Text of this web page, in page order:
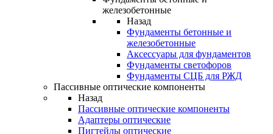
железобетонные
Назад
Фундаменты бетонные и
железобетонные
Аксессуары для фундаментов
Фундаменты светофоров
Фундаменты СЦБ для РЖД
Пассивные оптические компоненты
Назад
Пассивные оптические компоненты
Адаптеры оптические
Пигтейлы оптические